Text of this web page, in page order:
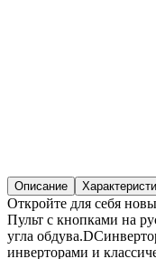
Описание
Откройте для себя
Пульт с кнопками на
угла
инверторами и